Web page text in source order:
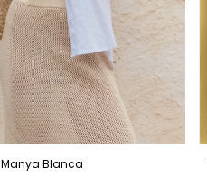
Blanca